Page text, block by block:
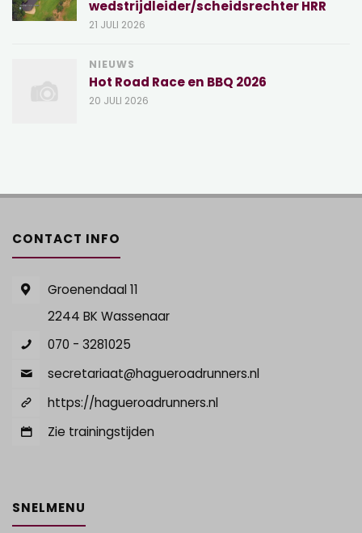
wedstrijdleider/scheidsrechter HRR
21 JULI 2026
NIEUWS
Hot Road Race en BBQ 2026
20 JULI 2026
CONTACT INFO
Groenendaal 11
2244 BK Wassenaar
070 - 3281025
secretariaat@hagueroadrunners.nl
https://hagueroadrunners.nl
Zie trainingstijden
SNELMENU